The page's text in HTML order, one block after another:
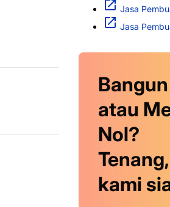
Jasa
Jasa
atau
Nol?
kami